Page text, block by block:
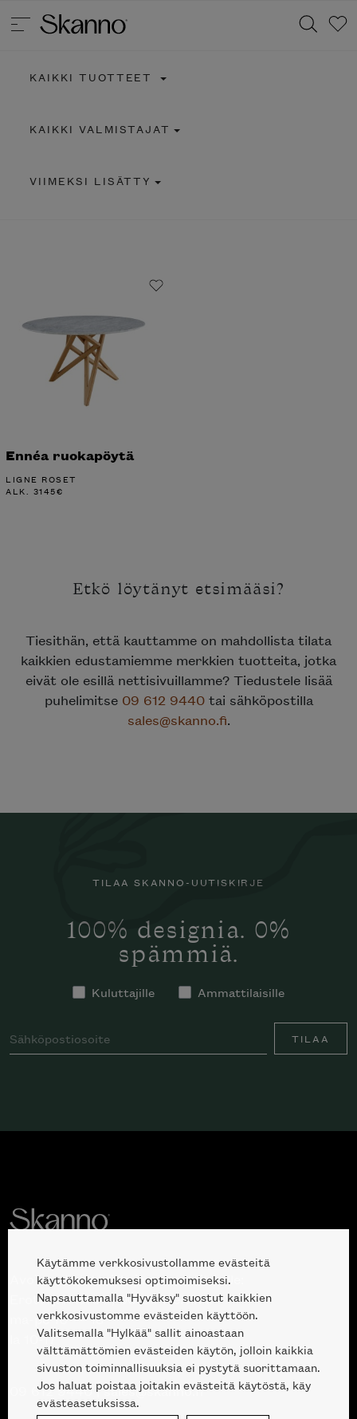
KAIKKI TUOTTEET
KAIKKI VALMISTAJAT
VIIMEKSI LISÄTTY
Ennéa ruokapöytä
LIGNE ROSET
ALK. 3145€
Etkö löytänyt etsimääsi?
Tiesithän, että kauttamme on mahdollista tilata
kaikkien edustamiemme merkkien tuotteita, jotka
eivät ole esillä nettisivuillamme? Tiedustele lisää
puhelimitse 09 612 9440tai sähköpostilla
sales@skanno.fi.
TILAA SKANNO-UUTISKIRJE
100% designia. 0%
spämmiä.
Kuluttajille Ammattilaisille
TILAA
Avoinna kuluttajille ja ammattilaisille:
Erottajankatu 2, 00120 Helsinki
ma-pe 10 — 18
la 10-17
09 612 9440 |sales@skanno.fi
Käytämme verkkosivustollamme evästeitä
käyttökokemuksesi optimoimiseksi.
Napsauttamalla "Hyväksy" suostut kaikkien
verkkosivustomme evästeiden käyttöön.
Valitsemalla "Hylkää" sallit ainoastaan
välttämättömien evästeiden käytön, jolloin kaikkia
sivuston toiminnallisuuksia ei pystytä suorittamaan.
Jos haluat poistaa joitakin evästeitä käytöstä, käy
evästeasetuksissa.